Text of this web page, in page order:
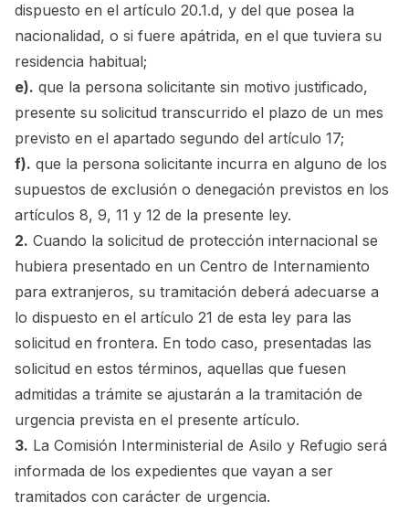
dispuesto en el artículo 20.1.d, y del que posea la
nacionalidad, o si fuere apátrida, en el que tuviera su
residencia habitual;
e). que la persona solicitante sin motivo justificado,
presente su solicitud transcurrido el plazo de un mes
previsto en el apartado segundo del artículo 17;
f). que la persona solicitante incurra en alguno de los
supuestos de exclusión o denegación previstos en los
artículos 8, 9, 11 y 12 de la presente ley.
2. Cuando la solicitud de protección internacional se
hubiera presentado en un Centro de Internamiento
para extranjeros, su tramitación deberá adecuarse a
lo dispuesto en el artículo 21 de esta ley para las
solicitud en frontera. En todo caso, presentadas las
solicitud en estos términos, aquellas que fuesen
admitidas a trámite se ajustarán a la tramitación de
urgencia prevista en el presente artículo.
3. La Comisión Interministerial de Asilo y Refugio será
informada de los expedientes que vayan a ser
tramitados con carácter de urgencia.